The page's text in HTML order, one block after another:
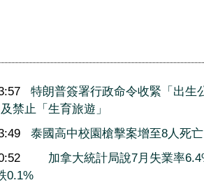
特朗普簽署行政命令收緊「出生
禁止「生育旅遊」
泰國高中校園槍擊案增至8人死亡
加拿大統計局說7月失業率
0.1%